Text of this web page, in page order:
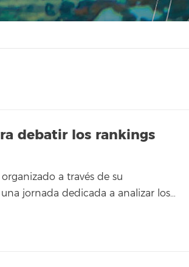
debatir los rankings
a través de su
jornada dedicada a analizar los…